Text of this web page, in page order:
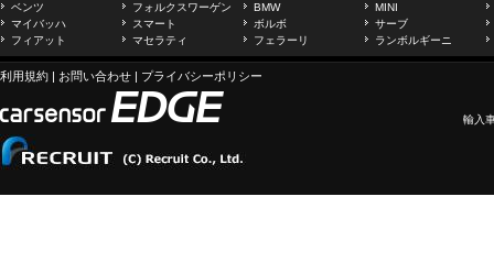
ベンツ フォルクスワーゲン BMW
MINI
マイバッハ
スマート ボルボ
サーブ
フィアット
マセラティ フェラーリ ランボルギーニ
利用規約 | お問い合わせ | プライバシーポリシー
輸入